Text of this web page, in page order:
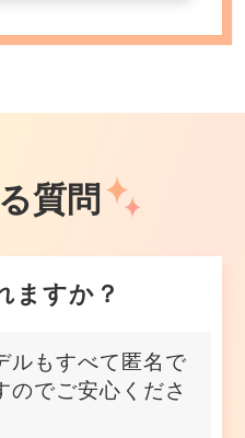
質問
ますか？
ルもすべて匿名で
のでご安心くださ